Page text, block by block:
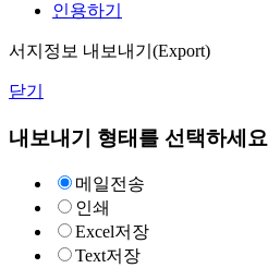
인용하기
서지정보 내보내기(Export)
닫기
내보내기 형태를 선택하세요
메일전송
인쇄
Excel저장
Text저장